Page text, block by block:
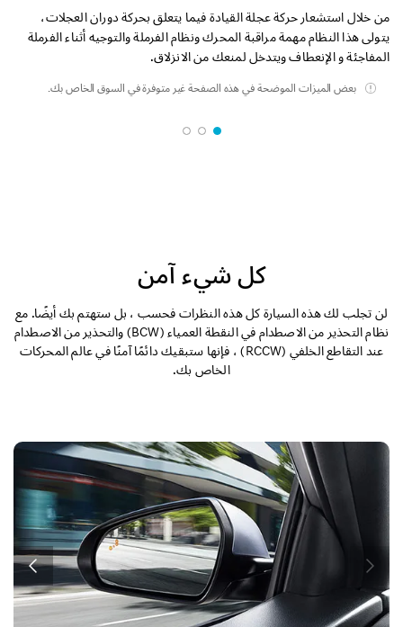
من خلال استشعار حركة عجلة القيادة فيما يتعلق بحركة دوران العجلات،
يتولى هذا النظام مهمة مراقبة المحرك ونظام الفرملة والتوجيه أثناء الفرملة
المفاجئة و الإنعطاف ويتدخل لمنعك من الانزلاق.
بعض الميزات الموضحة في هذه الصفحة غير متوفرة في السوق الخاص بك.
كل شيء آمن
لن تجلب لك هذه السيارة كل هذه النظرات فحسب ، بل ستهتم بك أيضًا. مع
نظام التحذير من الاصطدام في النقطة العمياء (BCW) والتحذير من الاصطدام
عند التقاطع الخلفي (RCCW) ، فإنها ستبقيك دائمًا آمنًا في عالم المحركات
الخاص بك.